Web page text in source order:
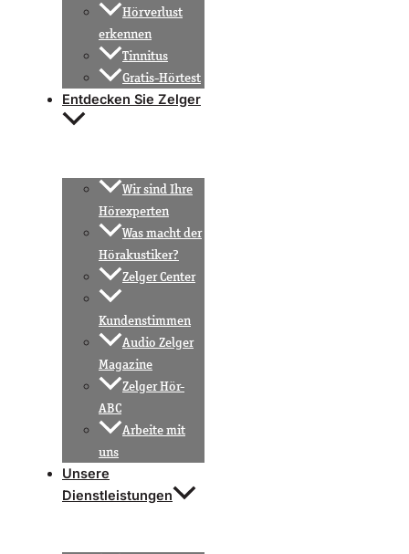
Hörverlust
erkennen
Tinnitus
Gratis-Hörtest
Entdecken Sie Zelger
Wir sind Ihre
Hörexperten
Was macht der
Hörakustiker?
Zelger Center
Kundenstimmen
Audio Zelger
Magazine
Zelger Hör-
ABC
Arbeite mit
uns
Unsere
Dienstleistungen